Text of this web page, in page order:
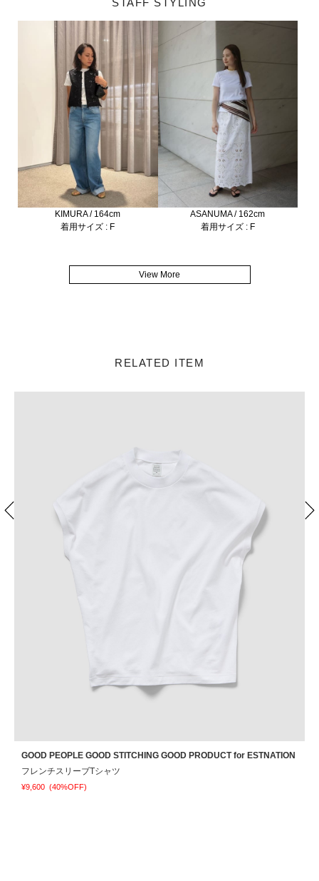
STAFF STYLING
KIMURA / 164cm
着用サイズ : F
ASANUMA / 162cm
着用サイズ : F
View More
RELATED ITEM
GOOD PEOPLE GOOD STITCHING GOOD PRODUCT for ESTNATION
フレンチスリーブTシャツ
¥9,600 (40%OFF)